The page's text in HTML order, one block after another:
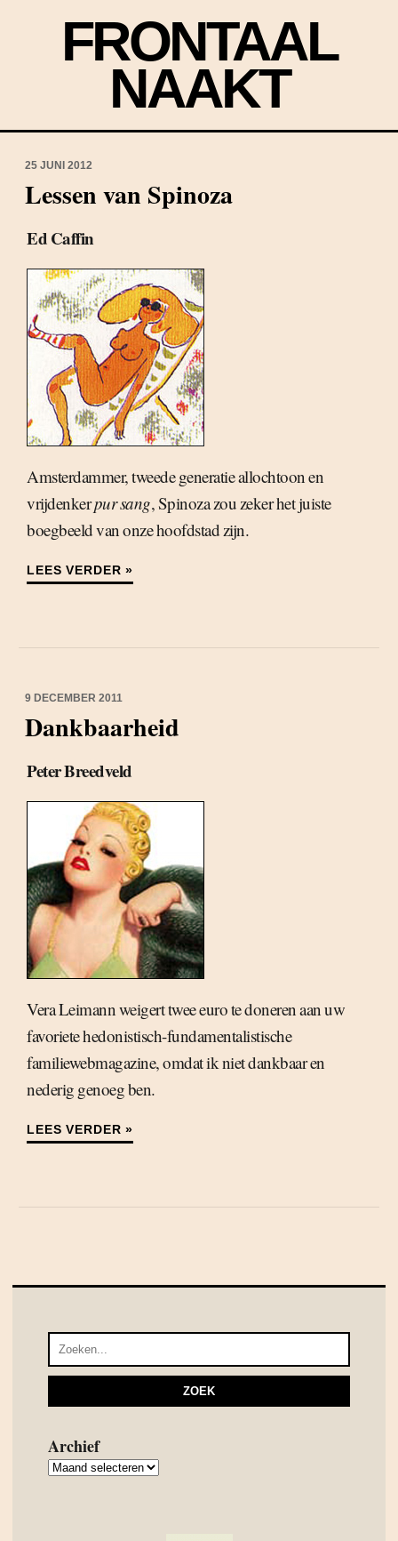
FRONTAAL
NAAKT
25 JUNI 2012
Lessen van Spinoza
Ed Caffin
Amsterdammer, tweede generatie allochtoon en
vrijdenkerpur sang, Spinoza zou zeker het juiste
boegbeeld van onze hoofdstad zijn.
LEES VERDER »
9 DECEMBER 2011
Dankbaarheid
Peter Breedveld
Vera Leimann weigert twee euro te doneren aan uw
favoriete hedonistisch-fundamentalistische
familiewebmagazine, omdat ik niet dankbaar en
nederig genoeg ben.
LEES VERDER »
Archief
Archief